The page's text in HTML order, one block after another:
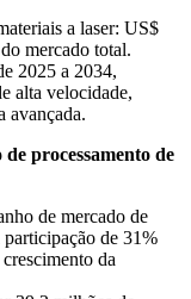
a laser: US$
mercado total.
2025 a 2034,
alta velocidade,
avançada.
processamento de
de mercado de
de 31%
da